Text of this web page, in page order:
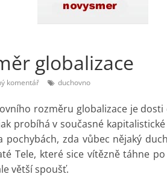
globalizace
komentář duchovno
rozměru globalizace je
probíhá v současné
pochybách, zda vůbec nějaký
Tele, které sice vítězně táhne
větší spoušť.